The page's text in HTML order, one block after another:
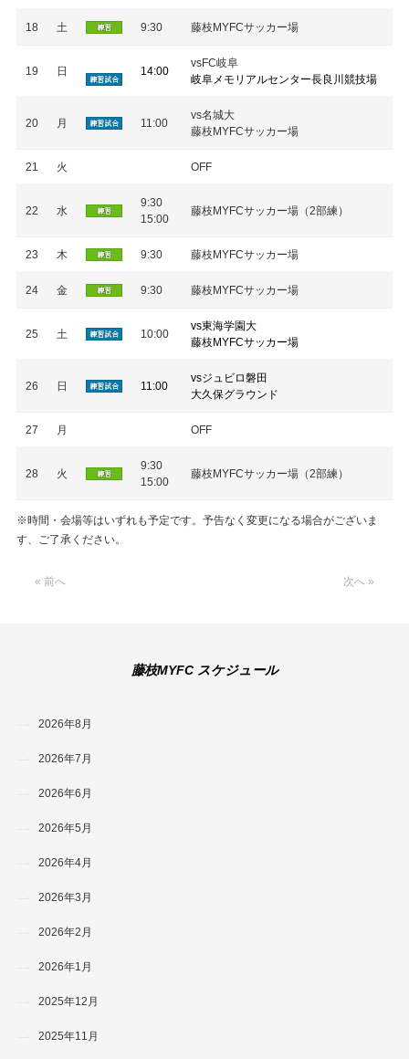
18 土 9:30 藤枝MYFCサッカー場
19 日 14:00
vsFC岐阜
岐阜メモリアルセンター長良川競技場
20 月 11:00
vs名城大
藤枝MYFCサッカー場
21 火 OFF
22 水
9:30
15:00
藤枝MYFCサッカー場（2部練）
23 木 9:30 藤枝MYFCサッカー場
24 金 9:30 藤枝MYFCサッカー場
25 土 10:00
vs東海学園大
藤枝MYFCサッカー場
26 日 11:00
vsジュビロ磐田
大久保グラウンド
27 月 OFF
28 火
9:30
15:00
藤枝MYFCサッカー場（2部練）
※時間・会場等はいずれも予定です。予告なく変更になる場合がございま
す、ご了承ください。
« 前へ 次へ »
藤枝MYFC スケジュール
2026年8月
2026年7月
2026年6月
2026年5月
2026年4月
2026年3月
2026年2月
2026年1月
2025年12月
2025年11月